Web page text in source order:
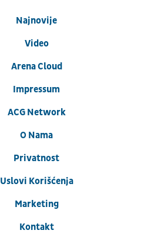
Najnovije
Video
Arena Cloud
Impressum
ACG Network
O Nama
Privatnost
Uslovi Korišćenja
Marketing
Kontakt